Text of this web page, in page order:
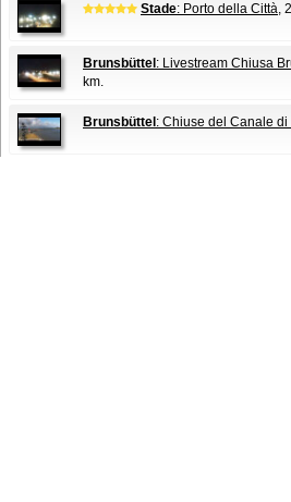
Stade: Porto della Città,
Brunsbüttel : Livestream Chiusa
km.
Brunsbüttel : Chiuse del Canale di